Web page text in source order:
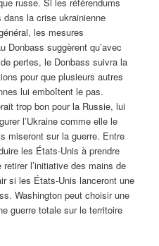
la crise ukrainienne
les mesures
Donbass suggèrent qu’avec
pertes, le Donbass suivra la
pour que plusieurs autres
lui emboîtent le pas.
trop bon pour la Russie, lui
l’Ukraine comme elle le
miseront sur la guerre. Entre
les États-Unis à prendre
l’initiative des mains de
si les États-Unis lanceront une
Washington peut choisir une
guerre totale sur le territoire